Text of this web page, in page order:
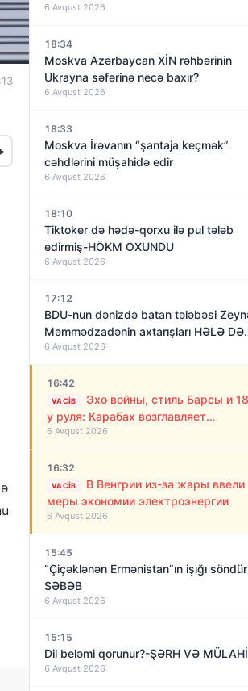
6 Avqust 2026
18:34
Moskva Azərbaycan XİN rəhbərinin
Ukrayna səfərinə necə baxır?
6 Avqust 2026
18:33
Moskva İrəvanın “şantaja keçmək”
cəhdlərini müşahidə edir
6 Avqust 2026
18:10
Tiktoker də hədə-qorxu ilə pul tələb
edirmiş-HÖKM OXUNDU
6 Avqust 2026
17:12
BDU-nun dənizdə batan tələbəsi
Məmmədzadənin axtarışları HƏLƏ DƏ
NƏTİCƏSİZ QALIB!
6 Avqust 2026
16:42
VACIB
Эхо войны, стиль Барсы и
у руля: Карабах возглавляет
“азербайджанский Алекс Фергюсон”
6 Avqust 2026
16:32
VACIB
В Венгрии из-за жары ввели
меры экономии электроэнергии
6 Avqust 2026
15:45
“Çiçəklənən Ermənistan”ın işığı
SƏBƏB
6 Avqust 2026
15:15
Dil beləmi qorunur?-ŞƏRH VƏ
6 Avqust 2026